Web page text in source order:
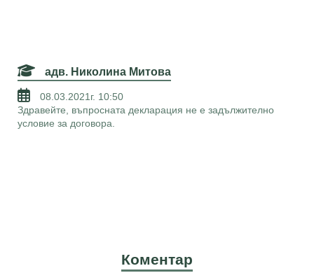
адв. Николина Митова
08.03.2021г. 10:50
Здравейте, въпросната декларация не е задължително
условие за договора.
Коментар